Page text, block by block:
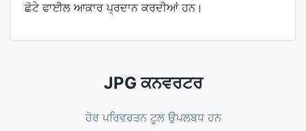
ਛੋਟੇ ਫਾਈਲ ਆਕਾਰ ਪ੍ਰਦਾਨ ਕਰਦੀਆਂ ਹਨ।
JPG ਕਨਵਰਟਰ
ਹੋਰ ਪਰਿਵਰਤਨ ਟੂਲ ਉਪਲਬਧ ਹਨ